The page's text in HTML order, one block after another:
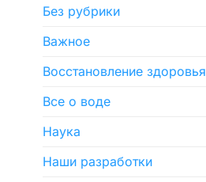
Без рубрики
Важное
Восстановление здоровья
Все о воде
Наука
Наши разработки